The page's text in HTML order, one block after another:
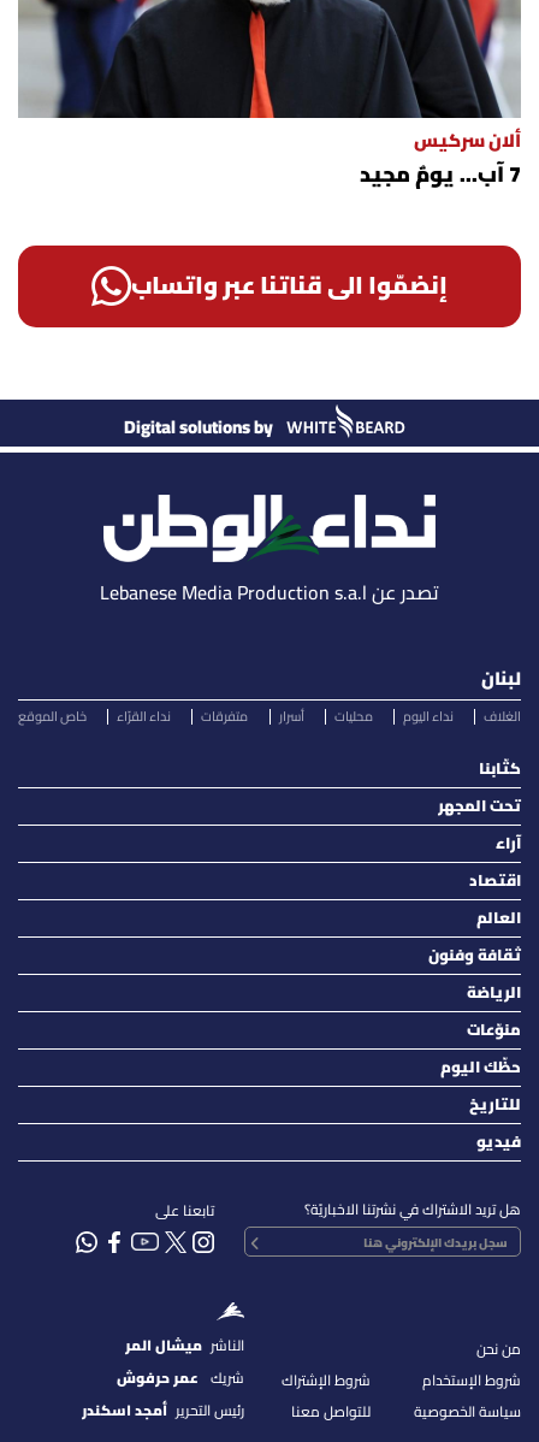
ألان سركيس
7 آب... يومٌ مجيد
إنضمّوا الى قناتنا عبر واتساب
Digital solutions by
تصدر عن Lebanese Media Production s.a.l
لبنان
الغلاف نداء اليوم محليات أسرار متفرقات نداء القرّاء خاص الموقع
كتّابنا
تحت المجهر
آراء
اقتصاد
العالم
ثقافة وفنون
الرياضة
منوّعات
حظّك اليوم
للتاريخ
فيديو
هل تريد الاشتراك في نشرتنا الاخباريّة؟ تابعنا على
من نحن
شروط الإستخدام
سياسة الخصوصية
شروط الإشتراك
للتواصل معنا
الناشر ميشال المر
شريك عمر حرفوش
رئيس التحرير أمجد اسكندر